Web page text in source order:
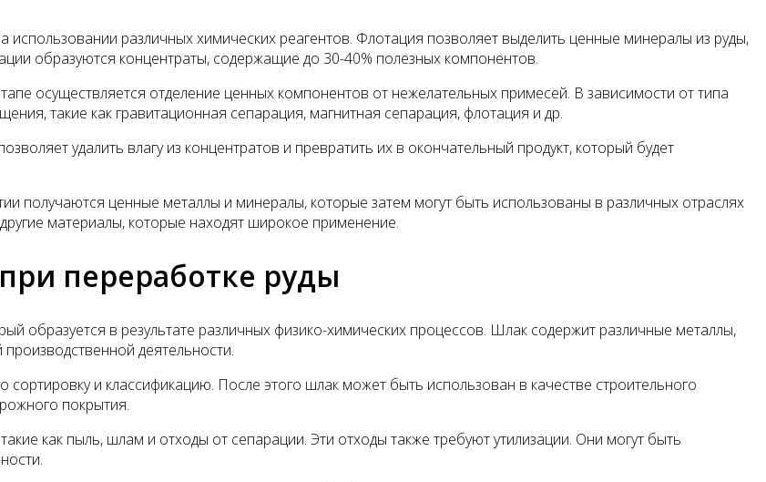
различных химических реагентов. Флотация позволяет выделить ценные минералы из руды,
образуются концентраты, содержащие до 30-40% полезных компонентов.
осуществляется отделение ценных компонентов от нежелательных примесей. В зависимости от типа
такие как гравитационная сепарация, магнитная сепарация, флотация и др.
удалить влагу из концентратов и превратить их в окончательный продукт, который будет
получаются ценные металлы и минералы, которые затем могут быть использованы в различных отраслях
материалы, которые находят широкое применение.
переработке руды
образуется в результате различных физико-химических процессов. Шлак содержит различные металлы,
деятельности.
и классификацию. После этого шлак может быть использован в качестве строительного
покрытия.
как пыль, шлам и отходы от сепарации. Эти отходы также требуют утилизации. Они могут быть